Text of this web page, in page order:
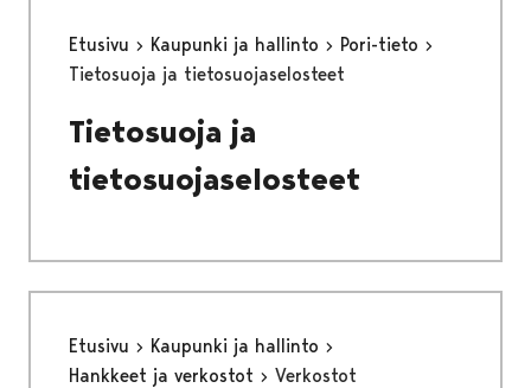
Etusivu Kaupunki ja hallinto
Pori-tieto
Tietosuoja ja tietosuojaselosteet
Tietosuoja ja
tietosuojaselosteet
Etusivu
Kaupunki ja hallinto
Hankkeet ja verkostot
Verkostot